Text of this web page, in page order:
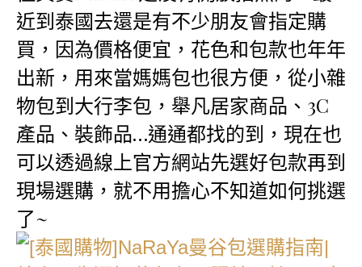
近到泰國去還是有不少朋友會指定購
買，因為價格便宜，花色和包款也年年
出新，用來當媽媽包也很方便，從小雜
物包到大行李包，舉凡居家商品、3C
產品、裝飾品…通通都找的到，現在也
可以透過線上官方網站先選好包款再到
現場選購，就不用擔心不知道如何挑選
了~